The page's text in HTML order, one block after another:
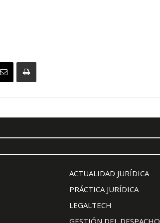
ACTUALIDAD JURÍDICA
PRÁCTICA JURÍDICA
LEGALTECH